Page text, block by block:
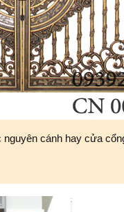
cánh hay cửa